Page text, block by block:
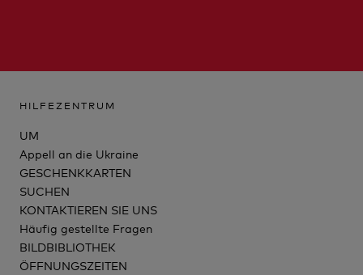
HILFEZENTRUM
UM
Appell an die Ukraine
GESCHENKKARTEN
SUCHEN
KONTAKTIEREN SIE UNS
Häufig gestellte Fragen
BILDBIBLIOTHEK
ÖFFNUNGSZEITEN